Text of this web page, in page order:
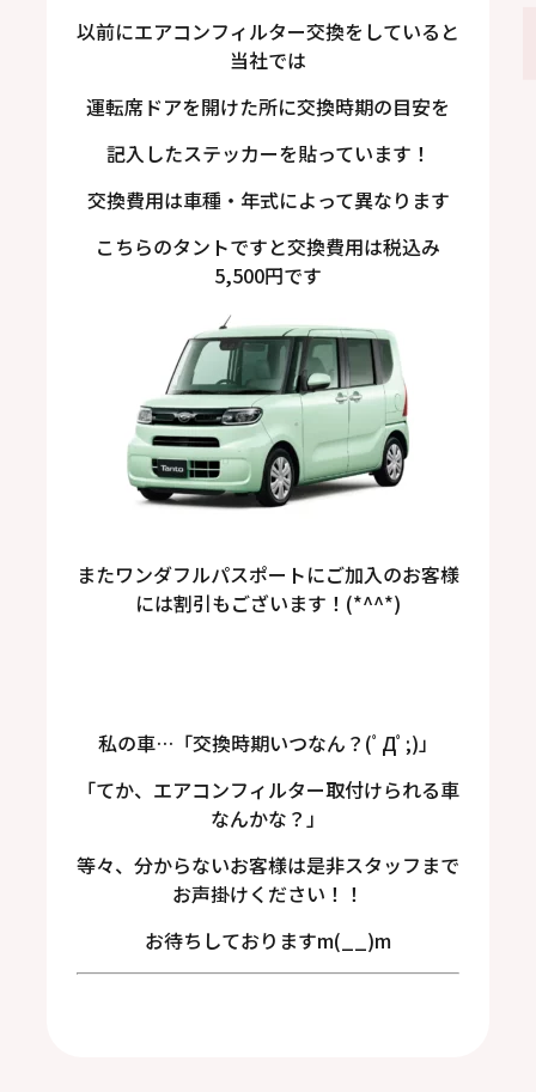
以前にエアコンフィルター交換をしていると
当社では
運転席ドアを開けた所に交換時期の目安を
記入したステッカーを貼っています！
交換費用は車種・年式によって異なります
こちらのタントですと交換費用は税込み
5,500円です
またワンダフルパスポートにご加入のお客様
には割引もございます！(*^^*)
私の車…「交換時期いつなん？(ﾟДﾟ;)」
「てか、エアコンフィルター取付けられる車
なんかな？」
等々、分からないお客様は是非スタッフまで
お声掛けください！！
お待ちしておりますm(__)m